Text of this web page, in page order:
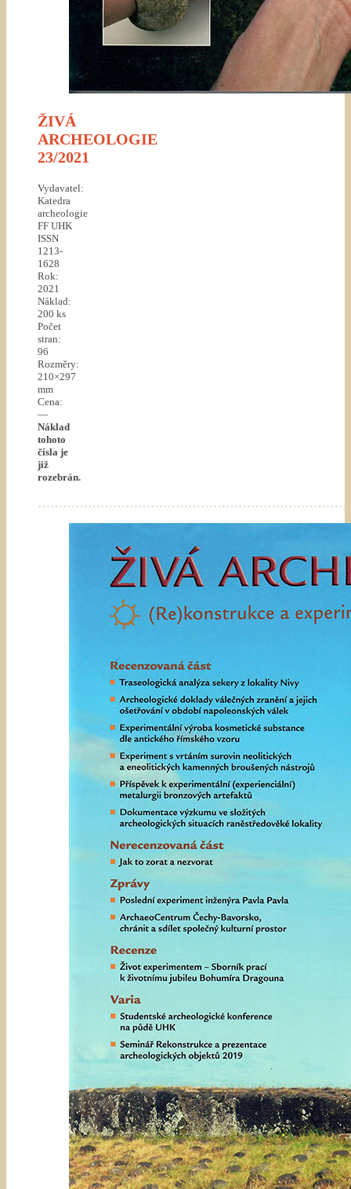
ŽIVÁ
ARCHEOLOGIE
23/2021
Vydavatel:
Katedra
archeologie
FF UHK
ISSN
1213-
1628
Rok:
2021
Náklad:
200 ks
Počet
stran:
96
Rozměry:
210×297
mm
Cena:
—
Náklad
tohoto
čísla je
již
rozebrán.